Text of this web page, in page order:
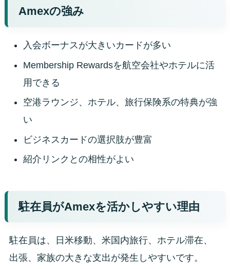
Amexの強み
入会ボーナスが大きいカードが多い
Membership Rewardsを航空会社やホテルに活
用できる
空港ラウンジ、ホテル、旅行保険系の特典が強
い
ビジネスカードの選択肢が豊富
紹介リンクとの相性がよい
駐在員がAmexを活かしやすい理由
駐在員は、日米移動、米国内旅行、ホテル滞在、
出張、家族の大きな支出が発生しやすいです。